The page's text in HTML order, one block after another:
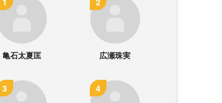
亀石太夏匡 広瀬珠実